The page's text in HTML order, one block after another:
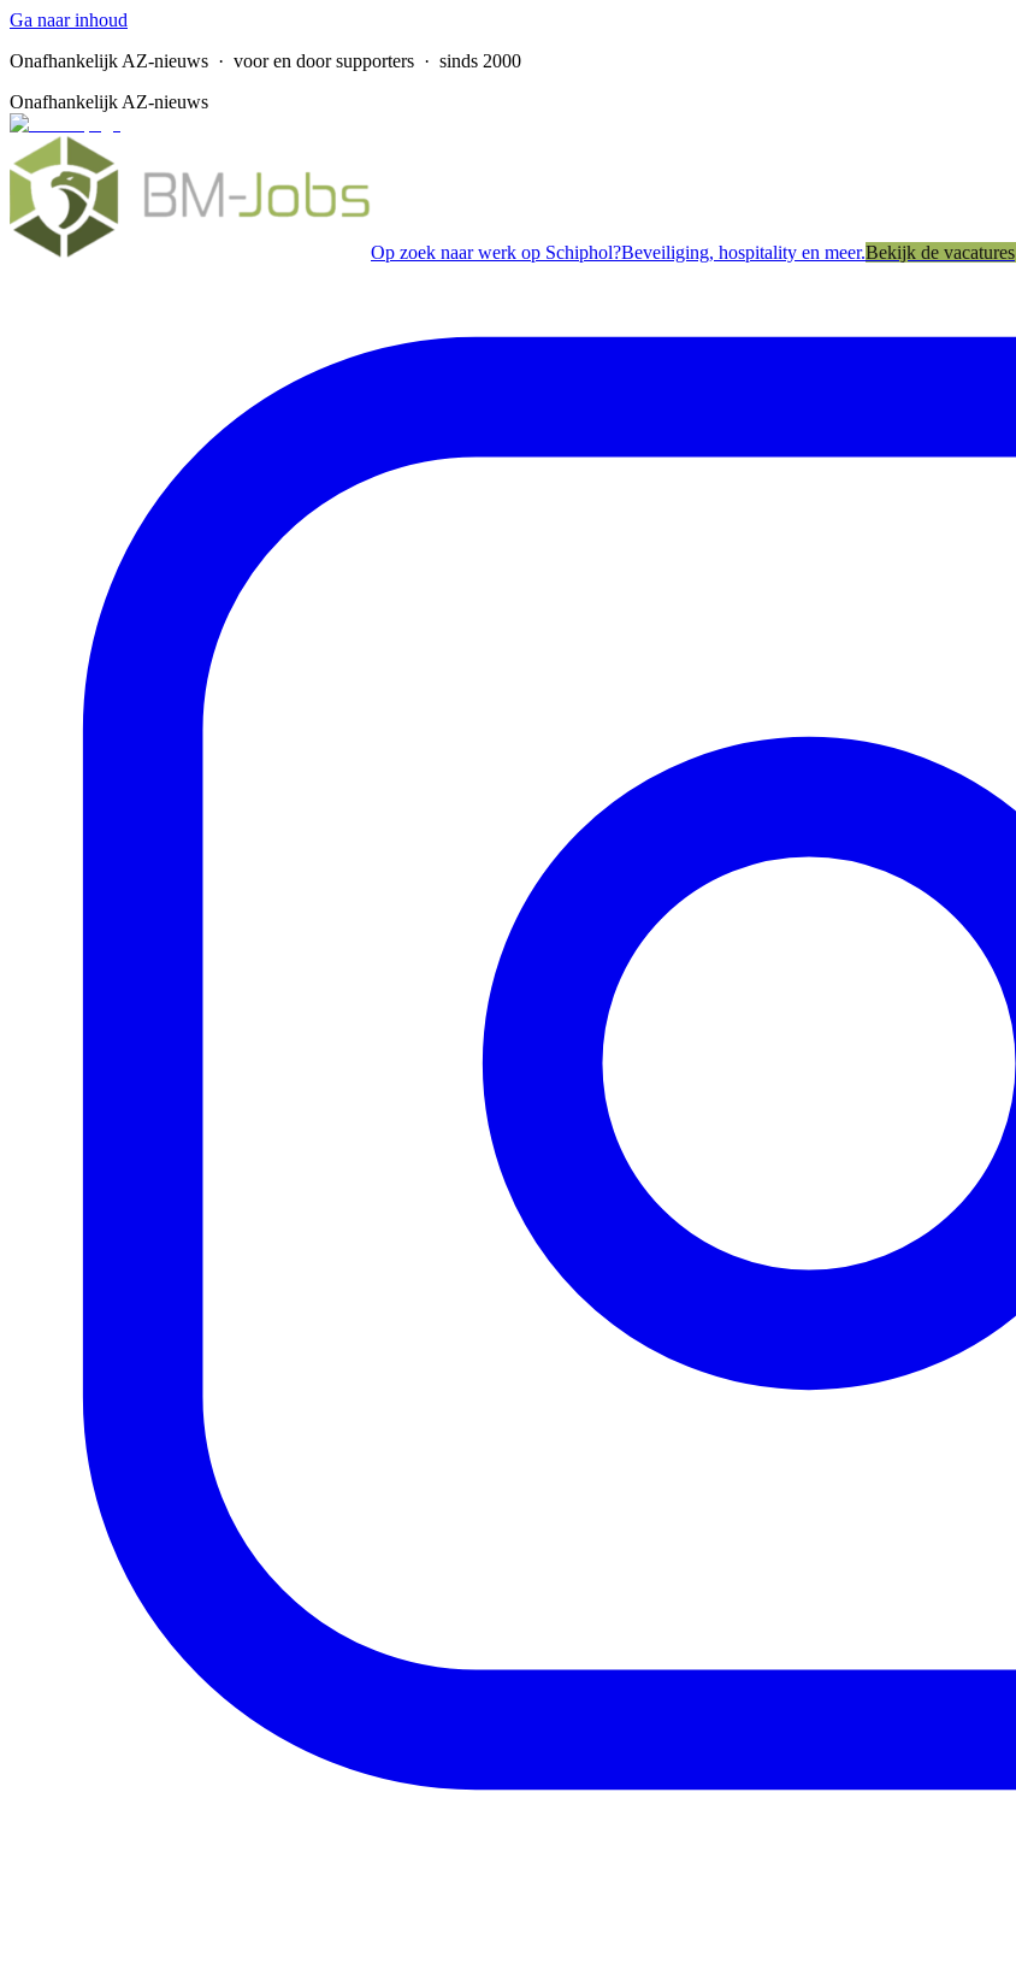
Ga naar inhoud
Onafhankelijk AZ-nieuws · voor en door supporters · sinds 2000
Onafhankelijk AZ-nieuws
Op zoek naar werk op Schiphol?Beveiliging, hospitality en meer.Bekijk de vacatures